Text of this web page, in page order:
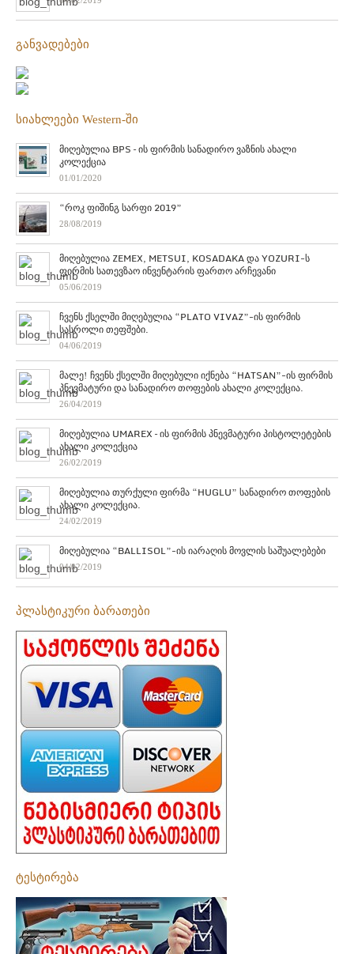
განვადებები
სიახლეები Western-ში
მიღებულია BPS – ის ფირმის სანადირო ვაზნის ახალი
კოლექცია
01/01/2020
“როკ ფიშინგ სარფი 2019”
28/08/2019
მიღებულია ZEMEX, METSUI, KOSADAKA და YOZURI-ს
ფირმის სათევზაო ინვენტარის ფართო არჩევანი
05/06/2019
ჩვენს ქსელში მიღებულია “PLATO VIVAZ”-ის ფირმის
სასროლი თეფშები.
04/06/2019
მალე! ჩვენს ქსელში მიღებული იქნება “HATSAN”-ის ფირმის
პნევმატური და სანადირო თოფების ახალი კოლექცია.
26/04/2019
მიღებულია UMAREX – ის ფირმის პნევმატური პისტოლეტების
ახალი კოლექცია
26/02/2019
მიღებულია თურქული ფირმა “HUGLU” სანადირო თოფების
ახალი კოლექცია.
24/02/2019
მიღებულია “BALLISOL”-ის იარაღის მოვლის საშუალებები
04/02/2019
პლასტიკური ბარათები
ტესტირება